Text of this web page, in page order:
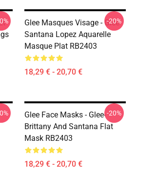
Glee Masques Visage - Glee
Santana Lopez Aquarelle
Masque Plat RB2403
18,29 € - 20,70 €
-20%
Glee Face Masks - Glee-
Brittany And Santana Flat
Mask RB2403
18,29 € - 20,70 €
-20%